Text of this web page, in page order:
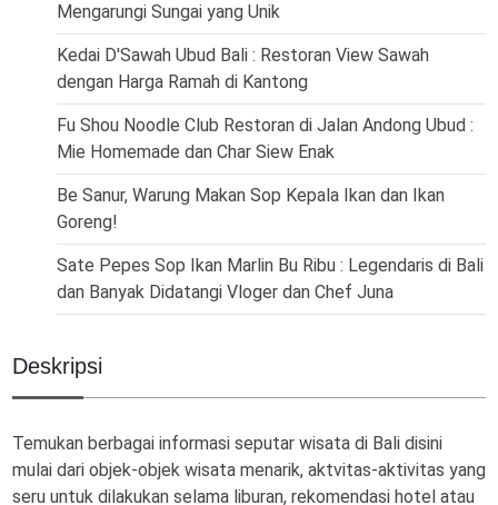
Mengarungi Sungai yang Unik
Kedai D'Sawah Ubud Bali : Restoran View Sawah
dengan Harga Ramah di Kantong
Fu Shou Noodle Club Restoran di Jalan Andong Ubud :
Mie Homemade dan Char Siew Enak
Be Sanur, Warung Makan Sop Kepala Ikan dan Ikan
Goreng!
Sate Pepes Sop Ikan Marlin Bu Ribu : Legendaris di Bali
dan Banyak Didatangi Vloger dan Chef Juna
Deskripsi
Temukan berbagai informasi seputar wisata di Bali disini
mulai dari objek-objek wisata menarik, aktvitas-aktivitas yang
seru untuk dilakukan selama liburan, rekomendasi hotel atau